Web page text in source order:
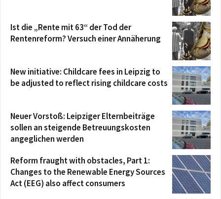
Ist die „Rente mit 63“ der Tod der
Rentenreform? Versuch einer Annäherung
New initiative: Childcare fees in Leipzig to
be adjusted to reflect rising childcare costs
Neuer Vorstoß: Leipziger Elternbeiträge
sollen an steigende Betreuungskosten
angeglichen werden
Reform fraught with obstacles, Part 1:
Changes to the Renewable Energy Sources
Act (EEG) also affect consumers